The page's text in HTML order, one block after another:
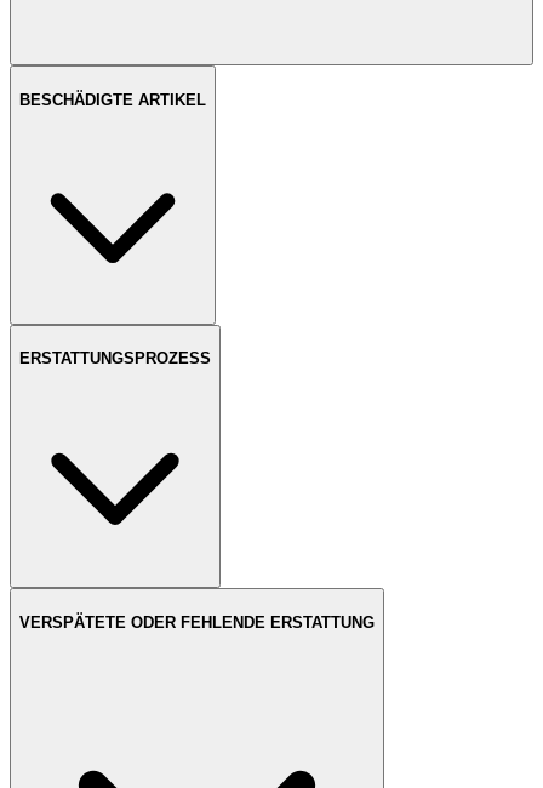
BESCHÄDIGTE ARTIKEL
ERSTATTUNGSPROZESS
VERSPÄTETE ODER FEHLENDE ERSTATTUNG